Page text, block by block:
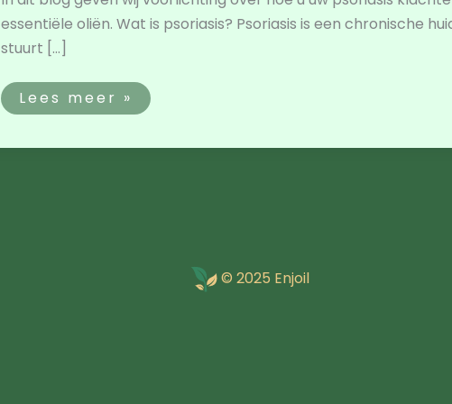
essentiële oliën. Wat is psoriasis? Psoriasis is een chronische
stuurt […]
Lees meer »
© 2025 Enjoil